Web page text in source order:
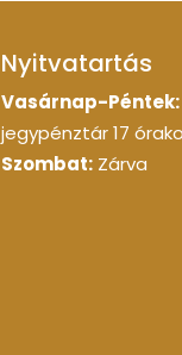
Nyitvatartás
Vasárnap-Péntek:
jegypénztár 17
Szombat: Zárva